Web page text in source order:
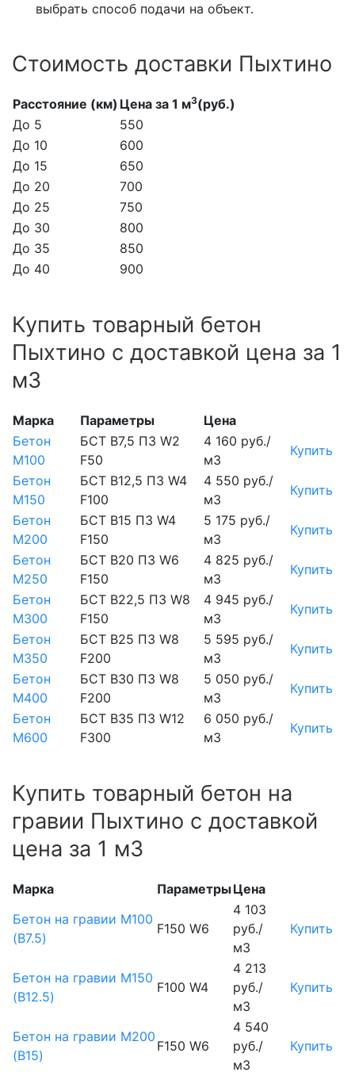
выбрать способ подачи на объект.
Стоимость доставки Пыхтино
Расстояние (км) Цена за 1 м3(руб.)
До 5
550
До 10
600
До 15
650
До 20
700
До 25
750
До 30
800
До 35
850
До 40
900
Купить товарный бетон
Пыхтино с доставкой цена за 1
м3
Марка Параметры
Цена
Бетон
М100
БСТ В7,5 П3 W2
F50
4 160 руб./
м3
Купить
Бетон
М150
БСТ В12,5 П3 W4
F100
4 550 руб./
м3
Купить
Бетон
М200
БСТ В15 П3 W4
F150
5 175 руб./
м3
Купить
Бетон
М250
БСТ В20 П3 W6
F150
4 825 руб./
м3
Купить
Бетон
М300
БСТ В22,5 П3 W8
F150
4 945 руб./
м3
Купить
Бетон
М350
БСТ В25 П3 W8
F200
5 595 руб./
м3
Купить
Бетон
М400
БСТ В30 П3 W8
F200
5 050 руб./
м3
Купить
Бетон
М600
БСТ В35 П3 W12
F300
6 050 руб./
м3
Купить
Купить товарный бетон на
гравии Пыхтино с доставкой
цена за 1 м3
Марка ПараметрыЦена
Бетон на гравии М100
(B7.5)
F150 W6
4 103
руб./
м3
Купить
Бетон на гравии М150
(B12.5)
F100 W4
4 213
руб./
м3
Купить
Бетон на гравии М200
(B15)
F150 W6
4 540
руб./
м3
Купить